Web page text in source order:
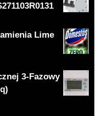
Lime
3-Fazowy